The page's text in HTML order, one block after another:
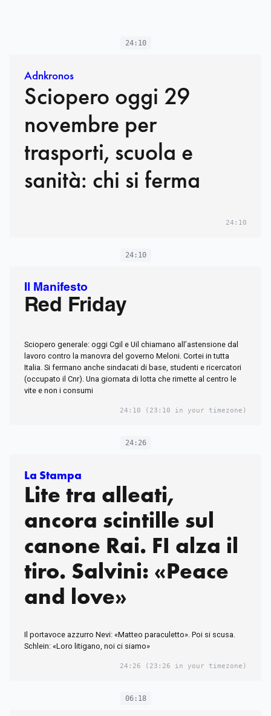
24:10
Adnkronos
Sciopero oggi 29
novembre per
trasporti, scuola e
sanità: chi si ferma
24:10
24:10
Il Manifesto
Red Friday
Sciopero generale: oggi Cgil e Uil chiamano all’astensione dal
lavoro contro la manovra del governo Meloni. Cortei in tutta
Italia. Si fermano anche sindacati di base, studenti e ricercatori
(occupato il Cnr). Una giornata di lotta che rimette al centro le
vite e non i consumi
24:10 (23:10 in your timezone)
24:26
La Stampa
Lite tra alleati,
ancora scintille sul
canone Rai. FI alza il
tiro. Salvini: «Peace
and love»
Il portavoce azzurro Nevi: «Matteo paraculetto». Poi si scusa.
Schlein: «Loro litigano, noi ci siamo»
24:26 (23:26 in your timezone)
06:18